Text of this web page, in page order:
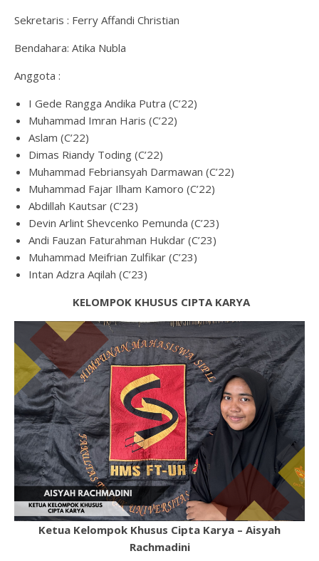
Sekretaris : Ferry Affandi Christian
Bendahara: Atika Nubla
Anggota :
I Gede Rangga Andika Putra (C’22)
Muhammad Imran Haris (C’22)
Aslam (C’22)
Dimas Riandy Toding (C’22)
Muhammad Febriansyah Darmawan (C’22)
Muhammad Fajar Ilham Kamoro (C’22)
Abdillah Kautsar (C’23)
Devin Arlint Shevcenko Pemunda (C’23)
Andi Fauzan Faturahman Hukdar (C’23)
Muhammad Meifrian Zulfikar (C’23)
Intan Adzra Aqilah (C’23)
KELOMPOK KHUSUS CIPTA KARYA
Ketua Kelompok Khusus Cipta Karya – Aisyah
Rachmadini